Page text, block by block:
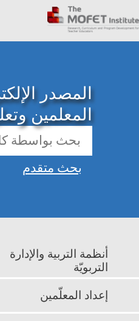
المصدر
المعلمين
بحث متقدم
أنظمة التربية والإدارة
التربويّة
إعداد المعلّمين